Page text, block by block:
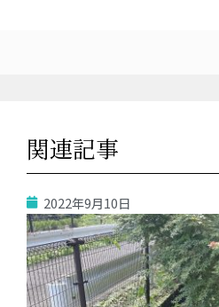
関連記事
2022年9月10日